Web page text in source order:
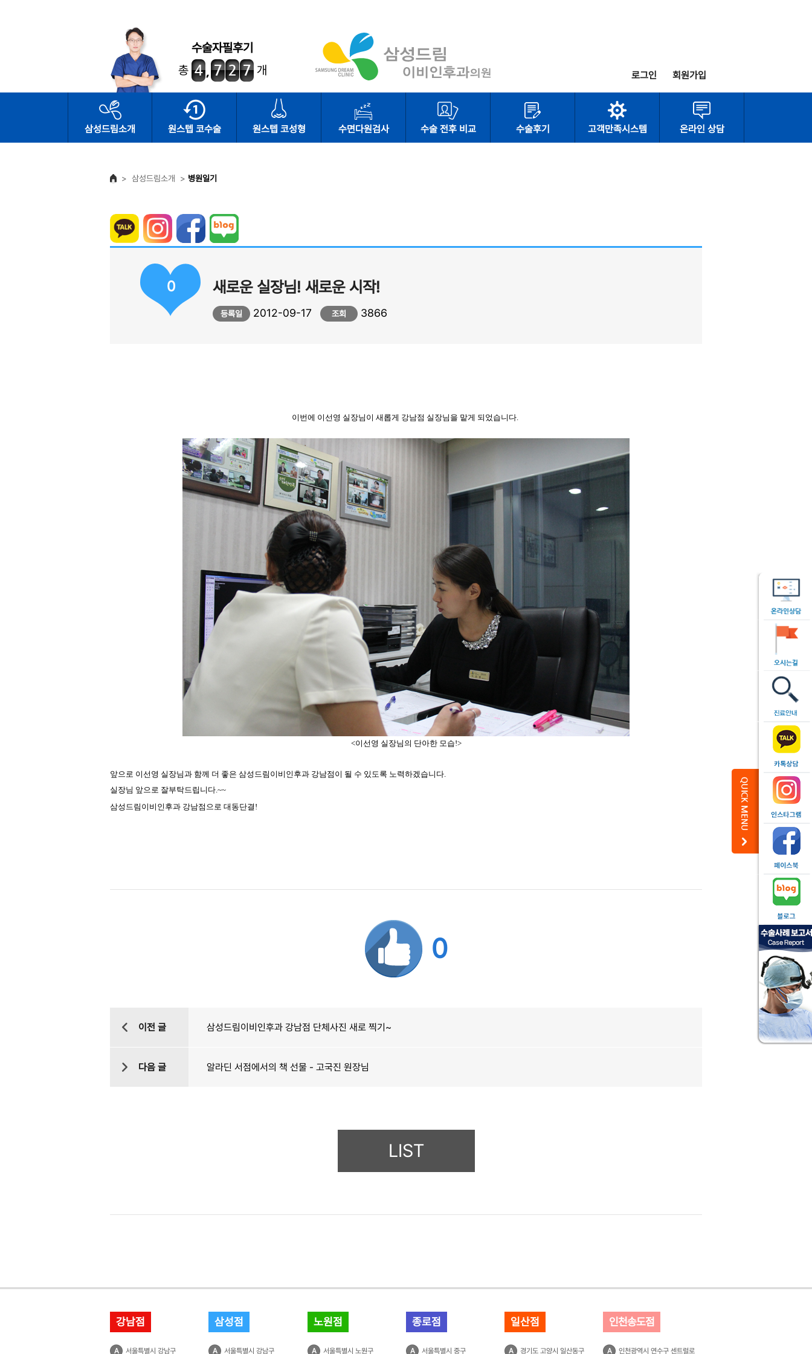
수술자필후기
총
개 로그인 회원가입
삼성드림소개 원스텝 코수술 원스텝 코성형 수면다원검사 수술 전후 비교 수술후기 고객만족시스템 온라인 상담
> 삼성드림소개 > 병원일기
0 새로운 실장님! 새로운 시작!
등록일 2012-09-17 조회 3866
이번에 이선영 실장님이 새롭게 강남점 실장님을 맡게 되었습니다.
<이선영 실장님의 단아한 모습!>
앞으로 이선영 실장님과 함께 더 좋은 삼성드림이비인후과 강남점이 될 수 있도록 노력하겠습니다.
실장님 앞으로 잘부탁드립니다.~~
삼성드림이비인후과 강남점으로 대동단결!
0
이전 글 삼성드림이비인후과 강남점 단체사진 새로 찍기~
다음 글 알라딘 서점에서의 책 선물 - 고국진 원장님
LIST
강남점
A 서울특별시 강남구
삼성점
A 서울특별시 강남구
노원점
A 서울특별시 노원구
종로점
A 서울특별시 중구
일산점
A 경기도 고양시 일산동구
인천송도점
A 인천광역시 연수구 센트럴로